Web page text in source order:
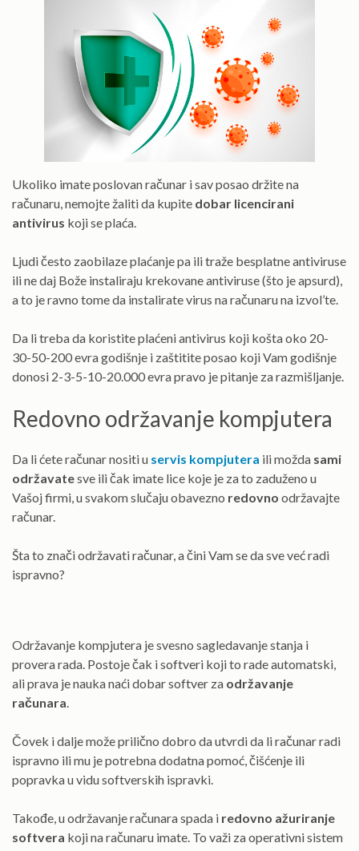
Ukoliko imate poslovan računar i sav posao držite na
računaru, nemojte žaliti da kupite dobar licencirani
antivirus koji se plaća.
Ljudi često zaobilaze plaćanje pa ili traže besplatne antiviruse
ili ne daj Bože instaliraju krekovane antiviruse (što je apsurd),
a to je ravno tome da instalirate virus na računaru na izvol’te.
Da li treba da koristite plaćeni antivirus koji košta oko 20-
30-50-200 evra godišnje i zaštitite posao koji Vam godišnje
donosi 2-3-5-10-20.000 evra pravo je pitanje za razmišljanje.
Redovno održavanje kompjutera
Da li ćete računar nositi u servis kompjutera ili možda sami
održavatesve ili čak imate lice koje je za to zaduženo u
Vašoj firmi, u svakom slučaju obavezno redovno održavajte
računar.
Šta to znači održavati računar, a čini Vam se da sve već radi
ispravno?
Održavanje kompjutera je svesno sagledavanje stanja i
provera rada. Postoje čak i softveri koji to rade automatski,
ali prava je nauka naći dobar softver za održavanje
računara.
Čovek i dalje može prilično dobro da utvrdi da li računar radi
ispravno ili mu je potrebna dodatna pomoć, čišćenje ili
popravka u vidu softverskih ispravki.
Takođe, u održavanje računara spada i redovno ažuriranje
softvera koji na računaru imate. To važi za operativni sistem